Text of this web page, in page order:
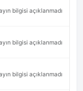
bilgisi açıklanmadı
bilgisi açıklanmadı
bilgisi açıklanmadı